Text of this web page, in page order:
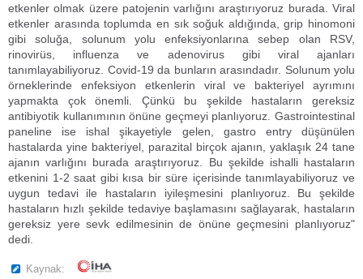
etkenler olmak üzere patojenin varlığını araştırıyoruz burada. Viral
etkenler arasında toplumda en sık soğuk aldığında, grip hinomoni
gibi soluğa, solunum yolu enfeksiyonlarına sebep olan RSV,
rinovirüs, influenza ve adenovirus gibi viral ajanları
tanımlayabiliyoruz. Covid-19 da bunların arasındadır. Solunum yolu
örneklerinde enfeksiyon etkenlerin viral ve bakteriyel ayrımını
yapmakta çok önemli. Çünkü bu şekilde hastaların gereksiz
antibiyotik kullanımının önüne geçmeyi planlıyoruz. Gastrointestinal
paneline ise ishal şikayetiyle gelen, gastro entry düşünülen
hastalarda yine bakteriyel, parazital birçok ajanın, yaklaşık 24 tane
ajanın varlığını burada araştırıyoruz. Bu şekilde ishalli hastaların
etkenini 1-2 saat gibi kısa bir süre içerisinde tanımlayabiliyoruz ve
uygun tedavi ile hastaların iyileşmesini planlıyoruz. Bu şekilde
hastaların hızlı şekilde tedaviye başlamasını sağlayarak, hastaların
gereksiz yere sevk edilmesinin de önüne geçmesini planlıyoruz"
dedi.
Kaynak: